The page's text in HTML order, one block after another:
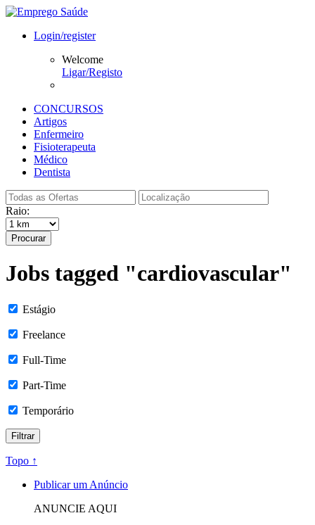
Login/register
Welcome
Ligar/Registo
CONCURSOS
Artigos
Enfermeiro
Fisioterapeuta
Médico
Dentista
Raio:
Procurar
Jobs tagged "cardiovascular"
Estágio
Freelance
Full-Time
Part-Time
Temporário
Topo ↑
Publicar um Anúncio
ANUNCIE AQUI